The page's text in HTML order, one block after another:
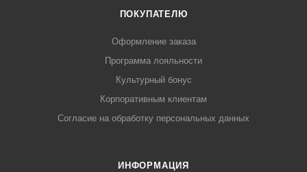
ПОКУПАТЕЛЮ
Оформление заказа
Программа лояльности
Культурный бонус
Корпоративным клиентам
Согласие на обработку персональных данных
ИНФОРМАЦИЯ